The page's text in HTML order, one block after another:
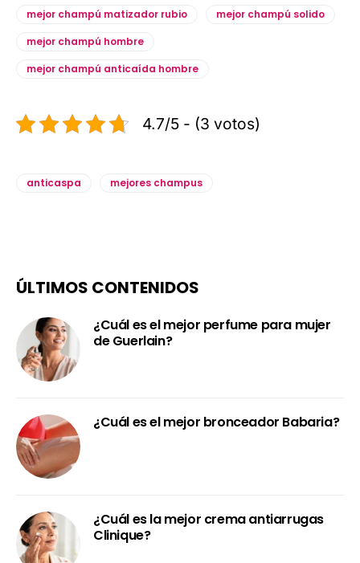
mejor champú matizador rubio
mejor champú solido
mejor champú hombre
mejor champú anticaída hombre
4.7/5 - (3 votos)
anticaspa mejores champus
ÚLTIMOS CONTENIDOS
¿Cuál es el mejor perfume para mujer
de Guerlain?
¿Cuál es el mejor bronceador Babaria?
¿Cuál es la mejor crema antiarrugas
Clinique?